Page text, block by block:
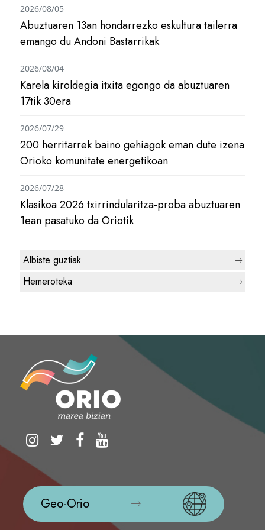
Abuztuaren 13an hondarrezko eskultura tailerra
emango du Andoni Bastarrikak
2026/08/05
Karela kiroldegia itxita egongo da abuztuaren
17tik 30era
2026/08/04
200 herritarrek baino gehiagok eman dute izena
Orioko komunitate energetikoan
2026/07/29
Klasikoa 2026 txirrindularitza-proba abuztuaren
1ean pasatuko da Oriotik
2026/07/28
Albiste guztiak
Hemeroteka
Geo-Orio